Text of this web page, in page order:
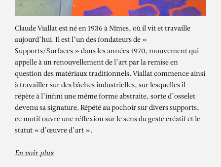
CLAUDE VIALLAT
Les 80 ans de l’UMAM Union
méditerranéenne pour l’art
Claude Viallat est né en 1936 à Nîmes, où il vit et travaille
aujourd’hui. Il est l’un des fondateurs de «
Supports/Surfaces » dans les années 1970, mouvement qui
appelle à un renouvellement de l’art par la remise en
question des matériaux traditionnels. Viallat commence ainsi
à travailler sur des bâches industrielles, sur lesquelles il
répète à l’infini une même forme abstraite, sorte d’osselet
devenu sa signature. Répété au pochoir sur divers supports,
ce motif ouvre une réflexion sur le sens du geste créatif et le
statut « d’œuvre d’art ».
En voir plus